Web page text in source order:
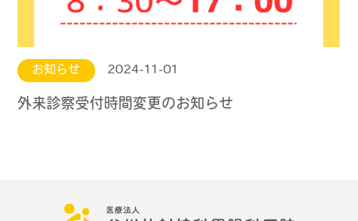
お知らせ 2024-11-01
外来診察受付時間変更のお知らせ